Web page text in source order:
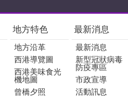
地方特色
地方沿革
西港導覽圖
西港美味食光
機地圖
曾橋夕照
最新消息
最新消息
新型冠狀病毒
防疫專區
市政宣導
活動訊息